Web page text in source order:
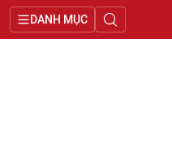
DANH MỤC